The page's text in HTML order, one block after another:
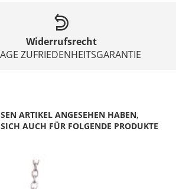
Widerrufsrecht
ZUFRIEDENHEITSGARANTIE
ARTIKEL ANGESEHEN HABEN,
AUCH FÜR FOLGENDE PRODUKTE